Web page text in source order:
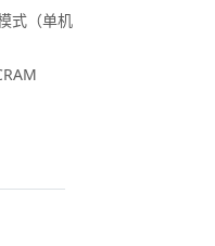
式（单机